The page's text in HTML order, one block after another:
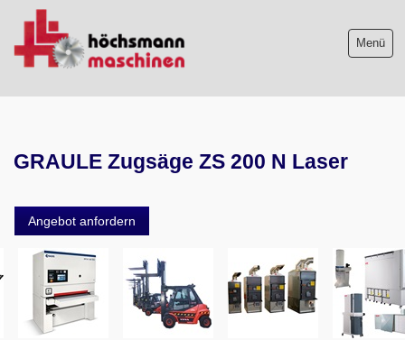
Menü
Maschinenankauf
Shop
Videos
Service
Wir über uns
GRAULE Zugsäge ZS 200 N Laser
Angebot anfordern